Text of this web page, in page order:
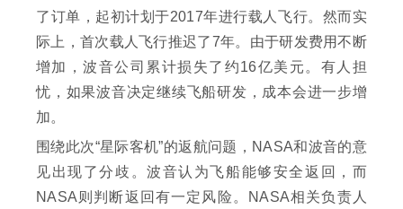
了订单，起初计划于2017年进行载人飞行。然而实
际上，首次载人飞行推迟了7年。由于研发费用不断
增加，波音公司累计损失了约16亿美元。有人担
忧，如果波音决定继续飞船研发，成本会进一步增
加。
围绕此次“星际客机”的返航问题，NASA和波音的意
见出现了分歧。波音认为飞船能够安全返回，而
NASA则判断返回有一定风险。NASA相关负责人